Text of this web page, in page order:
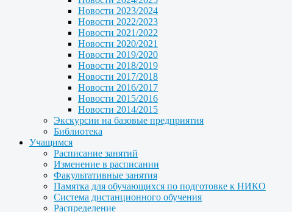
Новости 2023/2024
Новости 2022/2023
Новости 2021/2022
Новости 2020/2021
Новости 2019/2020
Новости 2018/2019
Новости 2017/2018
Новости 2016/2017
Новости 2015/2016
Новости 2014/2015
Экскурсии на базовые предприятия
Библиотека
Учащимся
Расписание занятий
Изменение в расписании
Факультативные занятия
Памятка для обучающихся по подготовке к НИКО
Система дистанционного обучения
Распределение